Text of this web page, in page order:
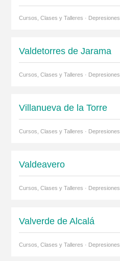
Cursos, Clases y Talleres · Depresiones
Valdetorres de Jarama
Cursos, Clases y Talleres · Depresiones
Villanueva de la Torre
Cursos, Clases y Talleres · Depresiones
Valdeavero
Cursos, Clases y Talleres · Depresiones
Valverde de Alcalá
Cursos, Clases y Talleres · Depresiones